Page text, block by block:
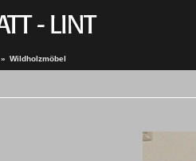
» Wildholzmöbel